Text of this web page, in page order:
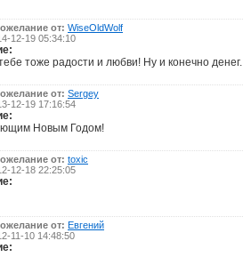
от: WiseOldWolf
12-19 05:34:10
тоже радости и любви! Ну и конечно денег.
от: Sergey
12-19 17:16:54
Новым Годом!
от: toxic
12-18 22:25:05
от: Евгений
11-10 14:48:50